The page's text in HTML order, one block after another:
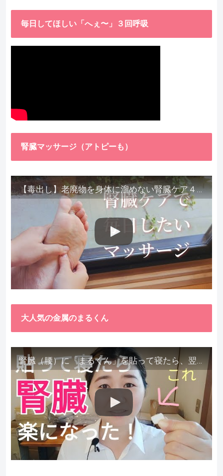
毎日してほしい「へぇ〜」３回呼吸
腎臓マッサージ（アトピーも）
【毒出し】老廃物を身体に溜めない腎臓ケア４種をご紹介します。
大人気の金属のまるくん
腎臓（腰）に「まるくん」を貼って寝たら、翌朝めちゃ楽でびっくりしました。腎臓叩いても痛くない！【お客様の声を試してみた】